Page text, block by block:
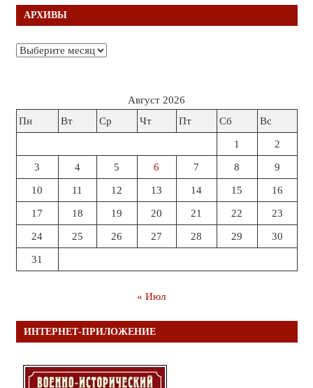
АРХИВЫ
Архивы
Август 2026
Пн
Вт Ср Чт Пт Сб Вс
1 2
3 4 5 6 7 8 9
10 11 12 13 14 15 16
17 18 19 20 21 22 23
24 25 26 27 28 29 30
31
« Июл
ИНТЕРНЕТ-ПРИЛОЖЕНИЕ